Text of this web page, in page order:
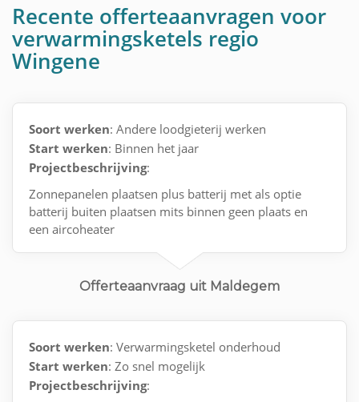
Recente offerteaanvragen voor
verwarmingsketels regio
Wingene
Soort werken: Andere loodgieterij werken
Start werken: Binnen het jaar
Projectbeschrijving:
Zonnepanelen plaatsen plus batterij met als optie
batterij buiten plaatsen mits binnen geen plaats en
een aircoheater
Offerteaanvraag uit Maldegem
Soort werken: Verwarmingsketel onderhoud
Start werken: Zo snel mogelijk
Projectbeschrijving: